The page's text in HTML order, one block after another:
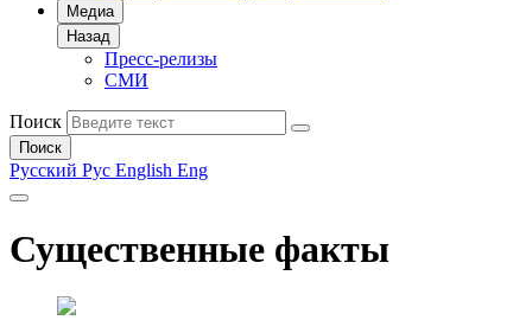
Медиа
Назад
Пресс-релизы
СМИ
Поиск
Поиск
Русский Рус English Eng
Существенные факты